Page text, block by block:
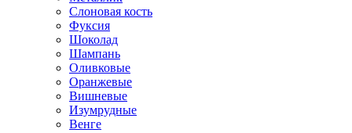
Слоновая кость
Фуксия
Шоколад
Шампань
Оливковые
Оранжевые
Вишневые
Изумрудные
Венге